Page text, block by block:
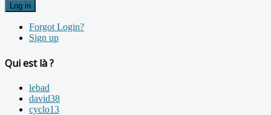
Log in
Forgot Login?
Sign up
Qui est là ?
lebad
david38
cyclo13